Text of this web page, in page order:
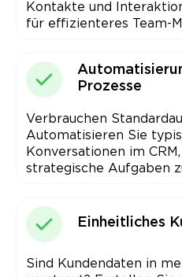
Kontakte und
für effizienteres Team-
Prozesse
Verbrauchen
Automatisieren Sie
Konversationen im
strategische Aufgaben
Einheitliches
Sind Kundendaten in